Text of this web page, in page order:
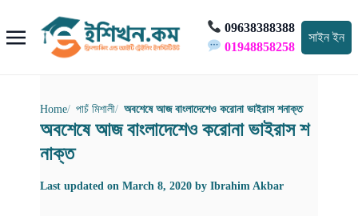
09638388388
01948858258
সাইন ইন
Home পাচঁ মিশালী অবশেষে আজ বাংলাদেশেও করোনা ভাইরাস শনাক্ত
অবশেষে আজ বাংলাদেশেও করোনা ভাইরাস শ
নাক্ত
Last updated on March 8, 2020 by Ibrahim Akbar